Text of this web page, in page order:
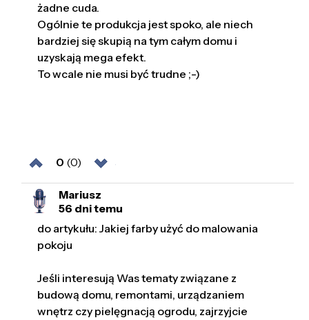
żadne cuda.
Ogólnie te produkcja jest spoko, ale niech
bardziej się skupią na tym całym domu i
uzyskają mega efekt.
To wcale nie musi być trudne ;-)
0 (0)
Mariusz
56 dni temu
do artykułu: Jakiej farby użyć do malowania
pokoju
Jeśli interesują Was tematy związane z
budową domu, remontami, urządzaniem
wnętrz czy pielęgnacją ogrodu, zajrzyjcie